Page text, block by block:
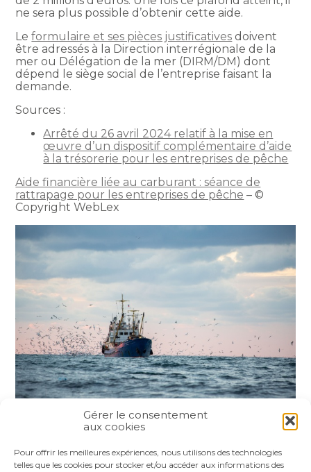
Gérer le consentement
aux cookies
Pour offrir les meilleures expériences, nous utilisons des technologies
telles que les cookies pour stocker et/ou accéder aux informations des
ne sera plus possible d’obtenir cette aide.
Leformulaire et ses pièces justificatives doivent
être adressés à la Direction interrégionale de la
mer ou Délégation de la mer (DIRM/DM) dont
dépend le siège social de l’entreprise faisant la
demande.
Sources :
Arrêté du 26 avril 2024 relatif à la mise en
œuvre d’un dispositif complémentaire d’aide
à la trésorerie pour les entreprises de pêche
Aide financière liée au carburant : séance de
rattrapage pour les entreprises de pêche – ©
Copyright WebLex